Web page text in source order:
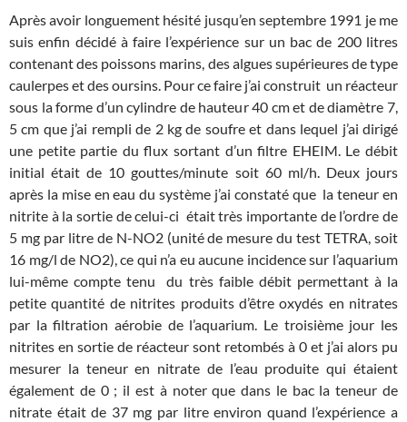
Après avoir longuement hésité jusqu’en septembre 1991 je me
suis enfin décidé à faire l’expérience sur un bac de 200 litres
contenant des poissons marins, des algues supérieures de type
caulerpes et des oursins. Pour ce faire j’ai construit un réacteur
sous la forme d’un cylindre de hauteur 40 cm et de diamètre 7,
5 cm que j’ai rempli de 2 kg de soufre et dans lequel j’ai dirigé
une petite partie du flux sortant d’un filtre EHEIM. Le débit
initial était de 10 gouttes/minute soit 60 ml/h. Deux jours
après la mise en eau du système j’ai constaté que la teneur en
nitrite à la sortie de celui-ci était très importante de l’ordre de
5 mg par litre de N-NO2 (unité de mesure du test TETRA, soit
16 mg/l de NO2), ce qui n’a eu aucune incidence sur l’aquarium
lui-même compte tenu du très faible débit permettant à la
petite quantité de nitrites produits d’être oxydés en nitrates
par la filtration aérobie de l’aquarium. Le troisième jour les
nitrites en sortie de réacteur sont retombés à 0 et j’ai alors pu
mesurer la teneur en nitrate de l’eau produite qui étaient
également de 0 ; il est à noter que dans le bac la teneur de
nitrate était de 37 mg par litre environ quand l’expérience a